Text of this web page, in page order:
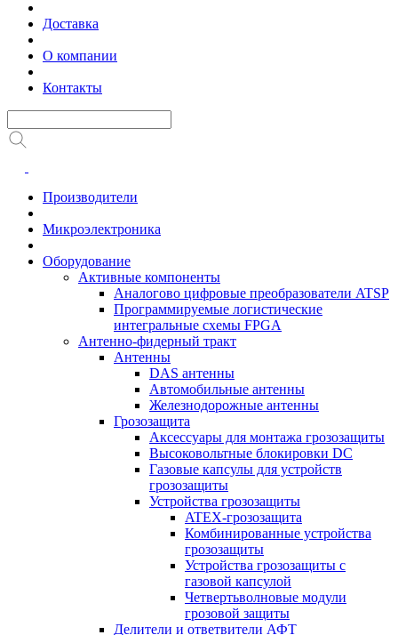
Доставка
О компании
Контакты
Производители
Микроэлектроника
Оборудование
Активные компоненты
Аналогово цифровые преобразователи ATSP
Программируемые логистические
интегральные схемы FPGA
Антенно-фидерный тракт
Антенны
DAS антенны
Автомобильные антенны
Железнодорожные антенны
Грозозащита
Аксессуары для монтажа грозозащиты
Высоковольтные блокировки DC
Газовые капсулы для устройств
грозозащиты
Устройства грозозащиты
ATEX-грозозащита
Комбинированные устройства
грозозащиты
Устройства грозозащиты с
газовой капсулой
Четвертьволновые модули
грозовой защиты
Делители и ответвители АФТ